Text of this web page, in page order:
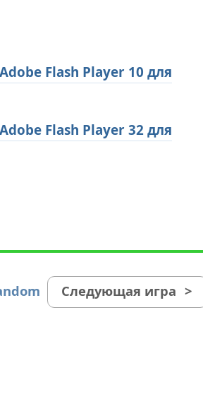
Flash Player 10 для
Flash Player 32 для
Следующая игра >